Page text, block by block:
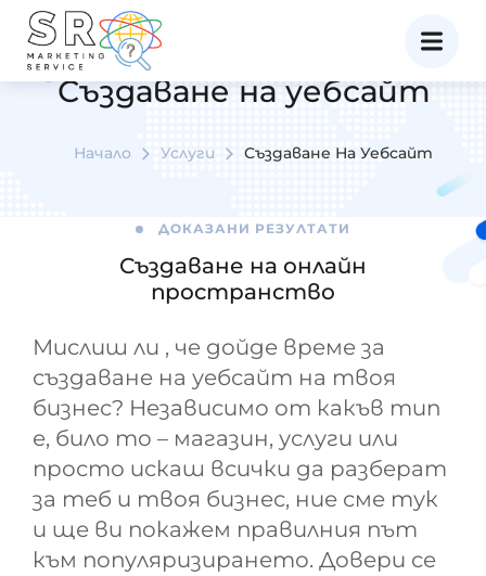
Създаване на уебсайт
Начало Услуги Създаване На Уебсайт
ДОКАЗАНИ РЕЗУЛТАТИ
Създаване на онлайн
пространство
Мислиш ли , че дойде време за
създаване на уебсайт на твоя
бизнес? Независимо от какъв тип
е, било то – магазин, услуги или
просто искаш всички да разберат
за теб и твоя бизнес, ние сме тук
и ще ви покажем правилния път
към популяризирането. Довери се